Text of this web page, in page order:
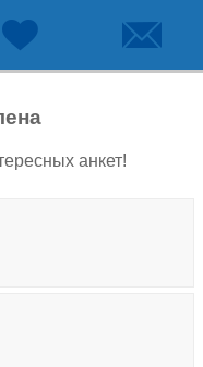
анкет!